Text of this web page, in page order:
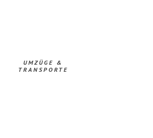
UMZÜGE &
TRANSPORTE